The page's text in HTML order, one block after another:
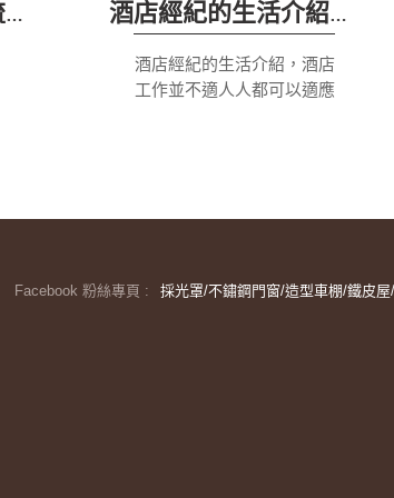
triz課程計畫，以交流為主、打工賺錢為輔 酒店經紀的生活介紹，酒店工作並不適人人都可以適應的
酒店經紀的生活介紹，酒店
工作並不適人人都可以適應
晚上，他們應該限制飲酒
Facebook 粉絲專頁 : 採光罩/不鏽鋼門窗/造型車棚/鐵皮